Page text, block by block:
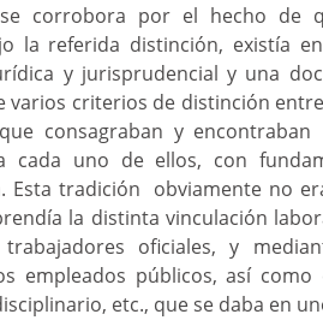
corrobora por el hecho de
la referida distinción, existía
y jurisprudencial y una
varios criterios de distinción
consagraban y
cada uno de ellos, con
Esta tradición obviamente no
la distinta vinculación
oficiales, y
empleados públicos, así
etc., que se daba en